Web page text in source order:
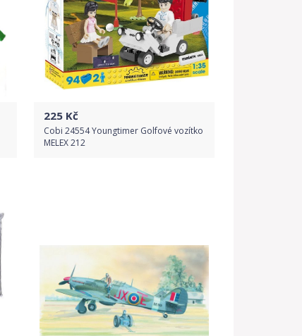
225 Kč
Cobi 24554 Youngtimer Golfové vozítko
MELEX 212